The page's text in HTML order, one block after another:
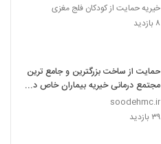
خیریه حمایت از کودکان فلج مغزی
۸ بازدید
حمایت از ساخت بزرگترین و جامع ترین
مجتمع درمانی خیریه بیماران خاص در
جنوب غرب استان تهران
soodehmc.ir
۳۹ بازدید